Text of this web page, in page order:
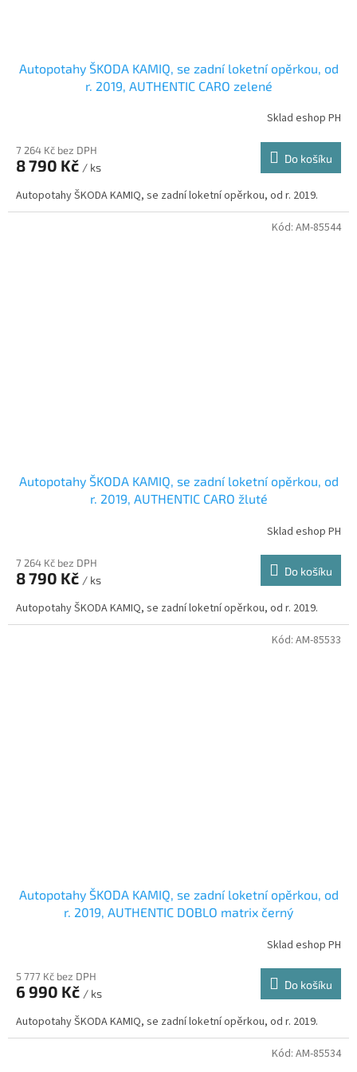
Autopotahy ŠKODA KAMIQ, se zadní loketní opěrkou, od
r. 2019, AUTHENTIC CARO zelené
Sklad eshop PH
7 264 Kč bez DPH
8 790 Kč / ks
Do košíku
Autopotahy ŠKODA KAMIQ, se zadní loketní opěrkou, od r. 2019.
Autopotahy ŠKODA KAMIQ, se zadní loketní opěrkou, od
r. 2019, AUTHENTIC CARO žluté
Sklad eshop PH
7 264 Kč bez DPH
8 790 Kč / ks
Do košíku
Autopotahy ŠKODA KAMIQ, se zadní loketní opěrkou, od r. 2019.
Kód: AM-85544
Autopotahy ŠKODA KAMIQ, se zadní loketní opěrkou, od
r. 2019, AUTHENTIC DOBLO matrix černý
Sklad eshop PH
5 777 Kč bez DPH
6 990 Kč / ks
Do košíku
Autopotahy ŠKODA KAMIQ, se zadní loketní opěrkou, od r. 2019.
Kód: AM-85533
Kód: AM-85534